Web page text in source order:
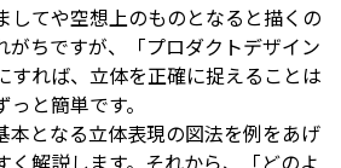
してや空想上のものとなると描くの
がちですが、「プロダクトデザイン
すれば、立体を正確に捉えることは
と簡単です。
本となる立体表現の図法を例をあげ
く解説します。それから、「どのよ